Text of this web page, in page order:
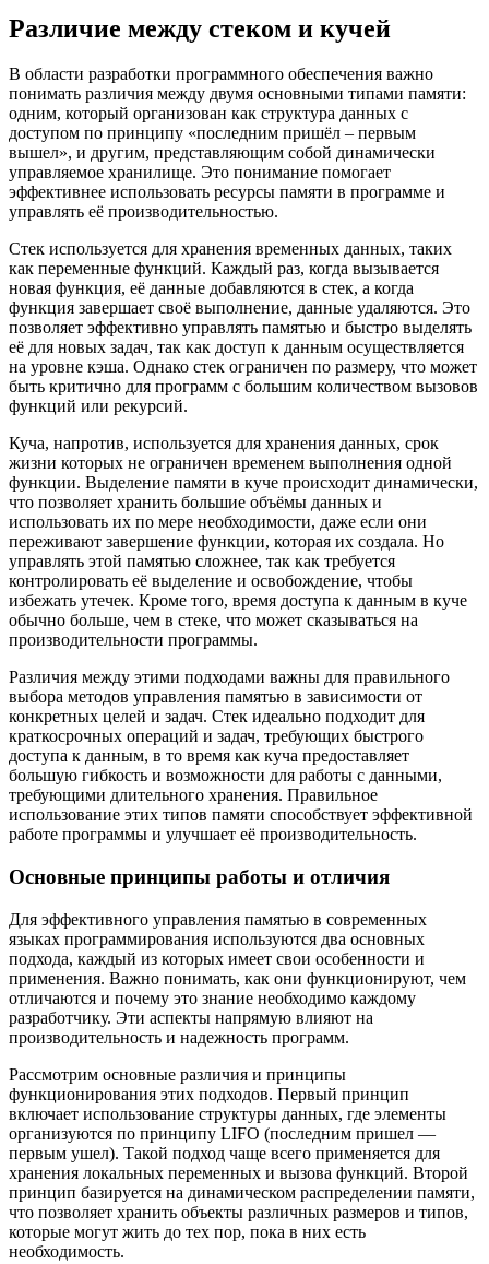
Различие между стеком и кучей
В области разработки программного обеспечения важно
понимать различия между двумя основными типами памяти:
одним, который организован как структура данных с
доступом по принципу «последним пришёл – первым
вышел», и другим, представляющим собой динамически
управляемое хранилище. Это понимание помогает
эффективнее использовать ресурсы памяти в программе и
управлять её производительностью.
Стек используется для хранения временных данных, таких
как переменные функций. Каждый раз, когда вызывается
новая функция, её данные добавляются в стек, а когда
функция завершает своё выполнение, данные удаляются. Это
позволяет эффективно управлять памятью и быстро выделять
её для новых задач, так как доступ к данным осуществляется
на уровне кэша. Однако стек ограничен по размеру, что может
быть критично для программ с большим количеством вызовов
функций или рекурсий.
Куча, напротив, используется для хранения данных, срок
жизни которых не ограничен временем выполнения одной
функции. Выделение памяти в куче происходит динамически,
что позволяет хранить большие объёмы данных и
использовать их по мере необходимости, даже если они
переживают завершение функции, которая их создала. Но
управлять этой памятью сложнее, так как требуется
контролировать её выделение и освобождение, чтобы
избежать утечек. Кроме того, время доступа к данным в куче
обычно больше, чем в стеке, что может сказываться на
производительности программы.
Различия между этими подходами важны для правильного
выбора методов управления памятью в зависимости от
конкретных целей и задач. Стек идеально подходит для
краткосрочных операций и задач, требующих быстрого
доступа к данным, в то время как куча предоставляет
большую гибкость и возможности для работы с данными,
требующими длительного хранения. Правильное
использование этих типов памяти способствует эффективной
работе программы и улучшает её производительность.
Основные принципы работы и отличия
Для эффективного управления памятью в современных
языках программирования используются два основных
подхода, каждый из которых имеет свои особенности и
применения. Важно понимать, как они функционируют, чем
отличаются и почему это знание необходимо каждому
разработчику. Эти аспекты напрямую влияют на
производительность и надежность программ.
Рассмотрим основные различия и принципы
функционирования этих подходов. Первый принцип
включает использование структуры данных, где элементы
организуются по принципу LIFO (последним пришел —
первым ушел). Такой подход чаще всего применяется для
хранения локальных переменных и вызова функций. Второй
принцип базируется на динамическом распределении памяти,
что позволяет хранить объекты различных размеров и типов,
которые могут жить до тех пор, пока в них есть
необходимость.